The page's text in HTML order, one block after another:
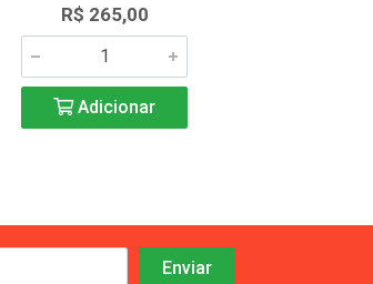
R$ 265,00
Adicionar